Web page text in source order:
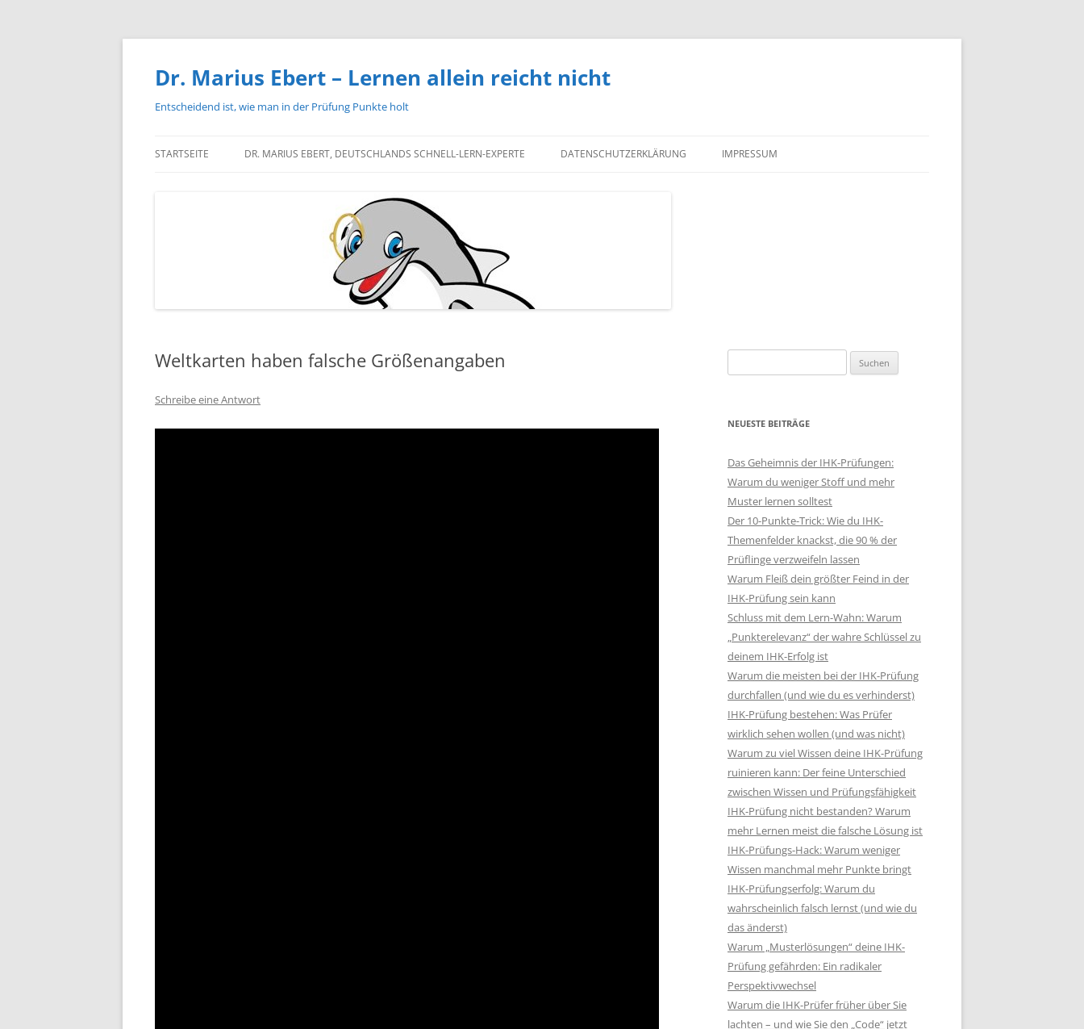
Zum
Dr. Marius Ebert – Lernen allein reicht nicht
Entscheidend ist, wie man in der Prüfung Punkte holt
STARTSEITE DR. MARIUS EBERT, DEUTSCHLANDS SCHNELL-LERN-EXPERTE DATENSCHUTZERKLÄRUNG IMPRESSUM
Weltkarten haben falsche Größenangaben
Schreibe eine Antwort
nach:
NEUESTE BEITRÄGE
Das Geheimnis der IHK-Prüfungen:
Warum du weniger Stoff und mehr
Muster lernen solltest
Der 10-Punkte-Trick: Wie du IHK-
Themenfelder knackst, die 90 % der
Prüflinge verzweifeln lassen
Warum Fleiß dein größter Feind in der
IHK-Prüfung sein kann
Schluss mit dem Lern-Wahn: Warum
„Punkterelevanz“ der wahre Schlüssel zu
deinem IHK-Erfolg ist
Warum die meisten bei der IHK-Prüfung
durchfallen (und wie du es verhinderst)
IHK-Prüfung bestehen: Was Prüfer
wirklich sehen wollen (und was nicht)
Warum zu viel Wissen deine IHK-Prüfung
ruinieren kann: Der feine Unterschied
zwischen Wissen und Prüfungsfähigkeit
IHK-Prüfung nicht bestanden? Warum
mehr Lernen meist die falsche Lösung ist
IHK-Prüfungs-Hack: Warum weniger
Wissen manchmal mehr Punkte bringt
IHK-Prüfungserfolg: Warum du
wahrscheinlich falsch lernst (und wie du
das änderst)
Warum „Musterlösungen“ deine IHK-
Prüfung gefährden: Ein radikaler
Perspektivwechsel
Warum die IHK-Prüfer früher über Sie
lachten – und wie Sie den „Code“ jetzt